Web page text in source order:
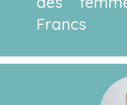
Francs